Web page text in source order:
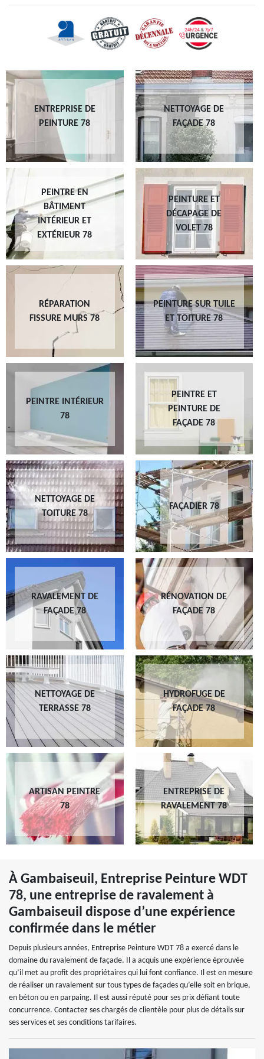
ENTREPRISE DE
PEINTURE 78
NETTOYAGE DE
FAÇADE 78
PEINTRE EN
BÂTIMENT
INTÉRIEUR ET
EXTÉRIEUR 78
PEINTURE ET
DÉCAPAGE DE
VOLET 78
RÉPARATION
FISSURE MURS 78
PEINTURE SUR TUILE
ET TOITURE 78
PEINTRE INTÉRIEUR
78
PEINTRE ET
PEINTURE DE
FAÇADE 78
NETTOYAGE DE
TOITURE 78
FAÇADIER 78
RAVALEMENT DE
FAÇADE 78
RÉNOVATION DE
FAÇADE 78
NETTOYAGE DE
TERRASSE 78
HYDROFUGE DE
FAÇADE 78
ARTISAN PEINTRE
78
ENTREPRISE DE
RAVALEMENT 78
À Gambaiseuil, Entreprise Peinture WDT
78, une entreprise de ravalement à
Gambaiseuil dispose d’une expérience
confirmée dans le métier
Depuis plusieurs années, Entreprise Peinture WDT 78 a exercé dans le
domaine du ravalement de façade. Il a acquis une expérience éprouvée
qu’il met au profit des propriétaires qui lui font confiance. Il est en mesure
de réaliser un ravalement sur tous types de façades qu’elle soit en brique,
en béton ou en parpaing. Il est aussi réputé pour ses prix défiant toute
concurrence. Contactez ses chargés de clientèle pour plus de détails sur
ses services et ses conditions tarifaires.